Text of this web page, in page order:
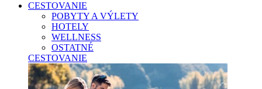
CESTOVANIE
POBYTY A VÝLETY
HOTELY
WELLNESS
OSTATNÉ
CESTOVANIE